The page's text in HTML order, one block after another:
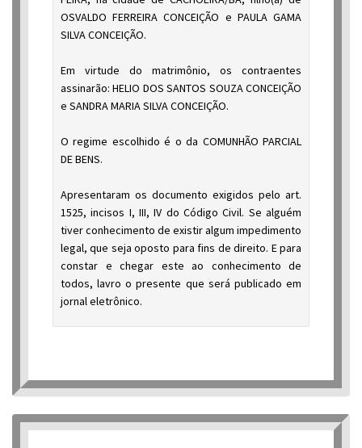
OSVALDO FERREIRA CONCEIÇÃO e PAULA GAMA
SILVA CONCEIÇÃO.
Em virtude do matrimônio, os contraentes
assinarão: HELIO DOS SANTOS SOUZA CONCEIÇÃO
e SANDRA MARIA SILVA CONCEIÇÃO.
O regime escolhido é o da COMUNHÃO PARCIAL
DE BENS.
Apresentaram os documento exigidos pelo art.
1525, incisos I, III, IV do Código Civil. Se alguém
tiver conhecimento de existir algum impedimento
legal, que seja oposto para fins de direito. E para
constar e chegar este ao conhecimento de
todos, lavro o presente que será publicado em
jornal eletrônico.